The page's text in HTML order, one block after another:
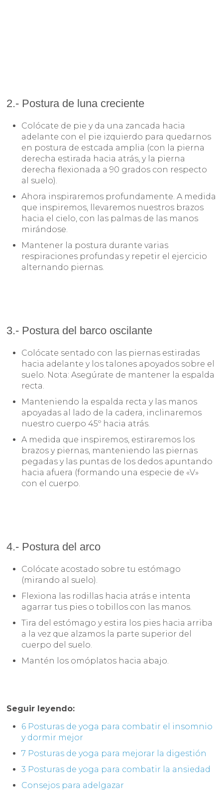
2.- Postura de luna creciente
Colócate de pie y da una zancada hacia
adelante con el pie izquierdo para quedarnos
en postura de estcada amplia (con la pierna
derecha estirada hacia atrás, y la pierna
derecha flexionada a 90 grados con respecto
al suelo).
Ahora inspiraremos profundamente. A medida
que inspiremos, llevaremos nuestros brazos
hacia el cielo, con las palmas de las manos
mirándose.
Mantener la postura durante varias
respiraciones profundas y repetir el ejercicio
alternando piernas.
3.- Postura del barco oscilante
Colócate sentado con las piernas estiradas
hacia adelante y los talones apoyados sobre el
suelo. Nota: Asegúrate de mantener la espalda
recta.
Manteniendo la espalda recta y las manos
apoyadas al lado de la cadera, inclinaremos
nuestro cuerpo 45º hacia atrás.
A medida que inspiremos, estiraremos los
brazos y piernas, manteniendo las piernas
pegadas y las puntas de los dedos apuntando
hacia afuera (formando una especie de «V»
con el cuerpo.
4.- Postura del arco
Colócate acostado sobre tu estómago
(mirando al suelo).
Flexiona las rodillas hacia atrás e intenta
agarrar tus pies o tobillos con las manos.
Tira del estómago y estira los pies hacia arriba
a la vez que alzamos la parte superior del
cuerpo del suelo.
Mantén los omóplatos hacia abajo.
Seguir leyendo:
6 Posturas de yoga para combatir el insomnio
y dormir mejor
7 Posturas de yoga para mejorar la digestión
3 Posturas de yoga para combatir la ansiedad
Consejos para adelgazar